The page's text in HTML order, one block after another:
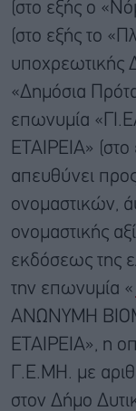
(στο εξής ο
(στο εξής το
υποχρεωτικής
«Δημόσια
επωνυμία
ΕΤΑΙΡΕΙΑ»
απευθύνει
ονομαστικών,
ονομαστικής
εκδόσεως της
την επωνυμία «
ΑΝΩΝΥΜΗ
ΕΤΑΙΡΕΙΑ», η
Γ.Ε.ΜΗ. με
στον Δήμο